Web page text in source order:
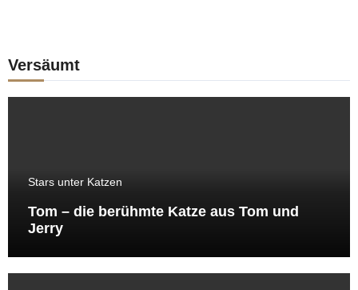
Versäumt
Stars unter Katzen
Tom – die berühmte Katze aus Tom und
Jerry